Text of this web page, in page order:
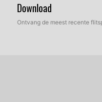
Download
Ontvang de meest recente